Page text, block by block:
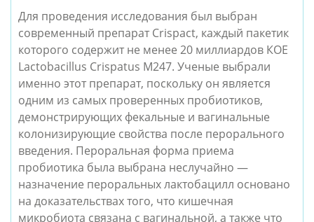
Для проведения исследования был выбран
современный препарат Crispact, каждый пакетик
которого содержит не менее 20 миллиардов КОЕ
Lactobacillus Crispatus M247. Ученые выбрали
именно этот препарат, поскольку он является
одним из самых проверенных пробиотиков,
демонстрирующих фекальные и вагинальные
колонизирующие свойства после перорального
введения. Пероральная форма приема
пробиотика была выбрана неслучайно —
назначение пероральных лактобацилл основано
на доказательствах того, что кишечная
микробиота связана с вагинальной, а также что